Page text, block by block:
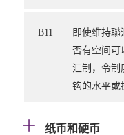
B11
即使维持
否有空间可
汇制，令制
钩的水平或
纸币和硬币